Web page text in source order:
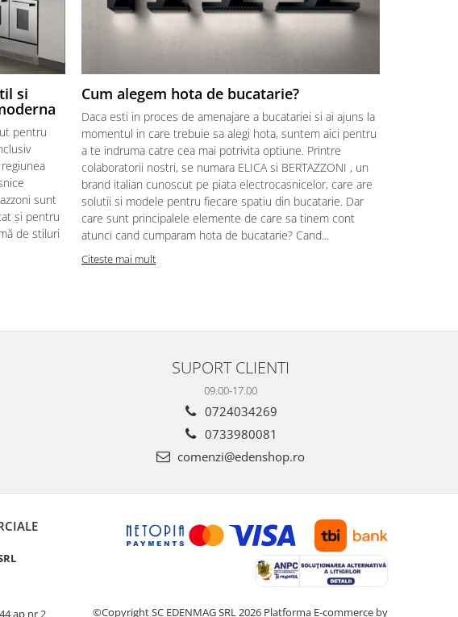
si
pentru
sunt
și pentru
de stiluri
Cum alegem hota de bucatarie?
Daca esti in proces de amenajare a bucatariei si ai ajuns la
momentul in care trebuie sa alegi hota, suntem aici pentru
a te indruma catre cea mai potrivita optiune. Printre
colaboratorii nostri, se numara ELICA si BERTAZZONI , un
brand italian cunoscut pe piata electrocasnicelor, care are
solutii si modele pentru fiecare spatiu din bucatarie. Dar
care sunt principalele elemente de care sa tinem cont
atunci cand cumparam hota de bucatarie? Cand...
Citeste mai mult
SUPORT CLIENTI
09.00-17.00
0724034269
0733980081
comenzi@edenshop.ro
ap nr 2
©Copyright SC EDENMAG SRL 2026 Platforma E-commerce by